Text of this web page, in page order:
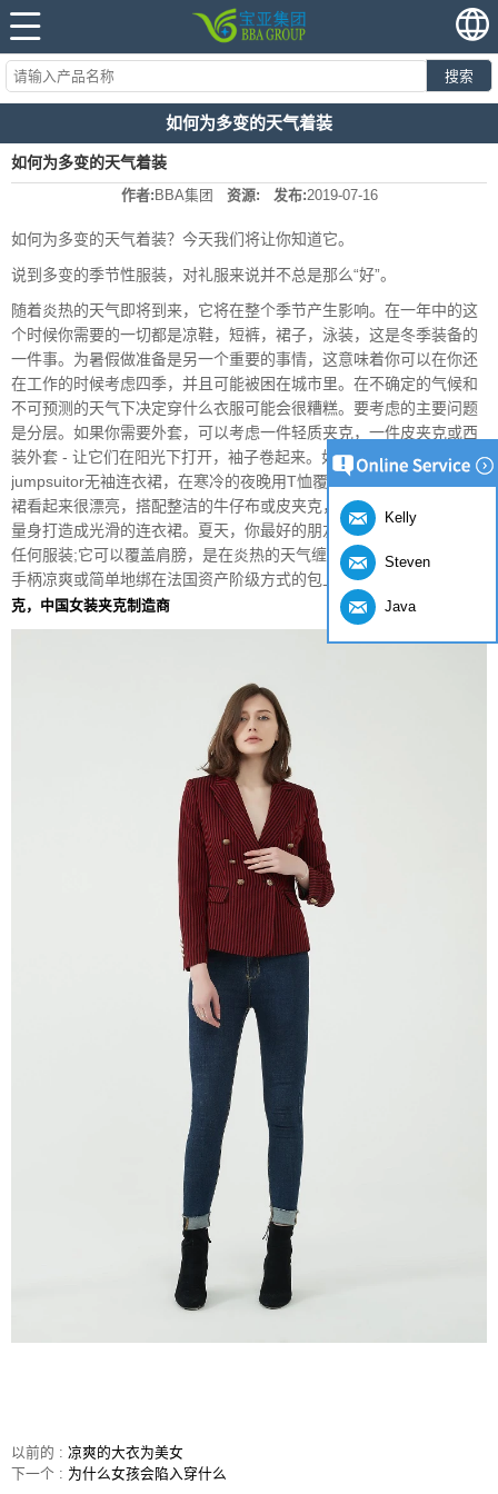
搜索
如何为多变的天气着装
如何为多变的天气着装
作者: BBA集团 资源: 发布:2019-07-16
如何为多变的天气着装？今天我们将让你知道它。
说到多变的季节性服装，对礼服来说并不总是那么“好”。
随着炎热的天气即将到来，它将在整个季节产生影响。在一年中的这
个时候你需要的一切都是凉鞋，短裤，裙子，泳装，这是冬季装备的
一件事。为暑假做准备是另一个重要的事情，这意味着你可以在你还
在工作的时候考虑四季，并且可能被困在城市里。在不确定的气候和
不可预测的天气下决定穿什么衣服可能会很糟糕。要考虑的主要问题
是分层。如果你需要外套，可以考虑一件轻质夹克，一件皮夹克或西
装外套 - 让它们在阳光下打开，袖子卷起来。如果你有一个围裙，
jumpsuitor无袖连衣裙，在寒冷的夜晚用T恤覆盖它们。这款midi连衣
裙看起来很漂亮，搭配整洁的牛仔布或皮夹克，偷偷摸摸的高跟鞋，
量身打造成光滑的连衣裙。夏天，你最好的朋友是ascarf，可以改变
任何服装;它可以覆盖肩膀，是在炎热的天气缠绕头部的领带，以保持
手柄凉爽或简单地绑在法国资产阶级方式的包上。条纹双排扣翻领夹
克，中国女装夹克制造商
以前的 : 凉爽的大衣为美女
下一个 : 为什么女孩会陷入穿什么
Kelly
Steven
Java